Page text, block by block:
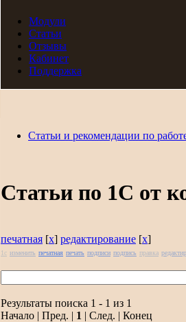
Модули
Статьи
Отзывы
Кабинет
Поддержка
Статьи и рекомендации по
Статьи по 1С от
печатная [x] редактирование [x]
1с изменить печатная печать подписи подпись правка
Результаты поиска 1 - 1 из 1
Начало | Пред. | 1 | След. | Конец